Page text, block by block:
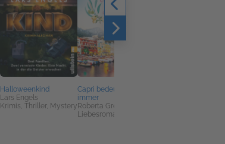
Halloweenkind
Lars Engels
Krimis, Thriller, Mystery
Capri bedeutet für
immer
Roberta Gregorio
Liebesromane